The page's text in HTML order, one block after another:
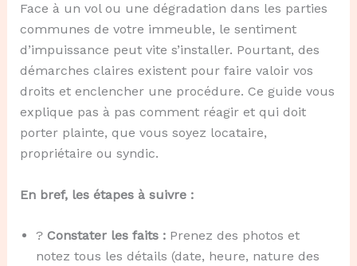
Face à un vol ou une dégradation dans les parties
communes de votre immeuble, le sentiment
d’impuissance peut vite s’installer. Pourtant, des
démarches claires existent pour faire valoir vos
droits et enclencher une procédure. Ce guide vous
explique pas à pas comment réagir et qui doit
porter plainte, que vous soyez locataire,
propriétaire ou syndic.
En bref, les étapes à suivre :
? Constater les faits :Prenez des photos et
notez tous les détails (date, heure, nature des